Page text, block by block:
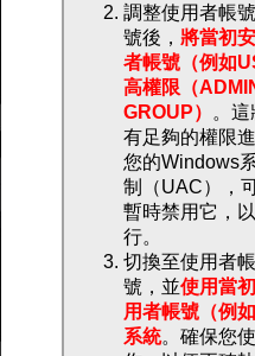
調整使用者帳
號後， 將當初
者帳號（例如
高權限（
GROUP）
。
有足夠的權限
您的Windows
制（UAC），
暫時禁用它，
行。
切換至使用者
號，並使用當
用者帳號（例
系統。確保您